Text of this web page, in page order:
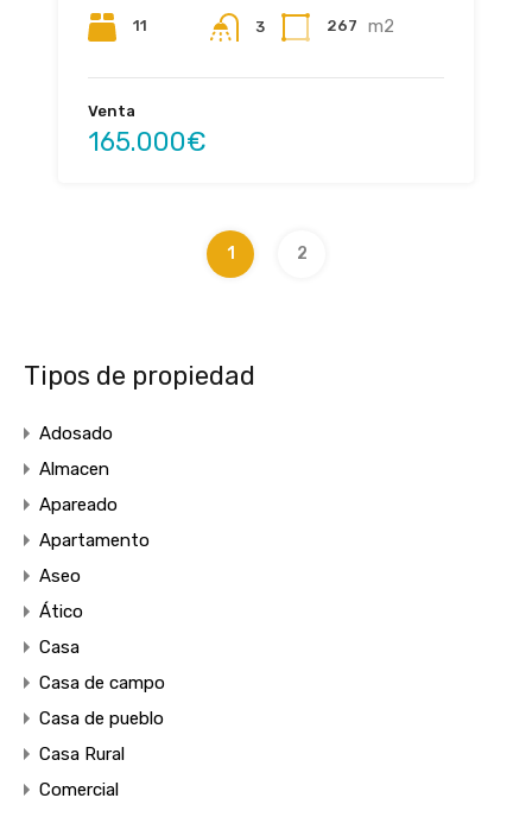
11 3 267 m2
Venta
165.000€
1 2
Tipos de propiedad
Adosado
Almacen
Apareado
Apartamento
Aseo
Ático
Casa
Casa de campo
Casa de pueblo
Casa Rural
Comercial